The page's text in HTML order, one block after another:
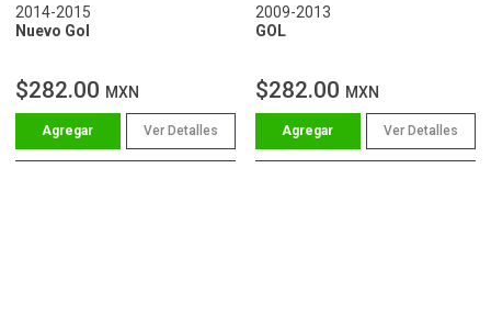
2014-2015
Nuevo Gol
$282.00 MXN
Ver Detalles
2009-2013
GOL
$282.00 MXN
Ver Detalles